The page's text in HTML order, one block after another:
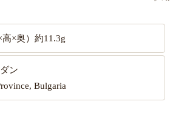
×奥）約11.3g
ン
Bulgaria